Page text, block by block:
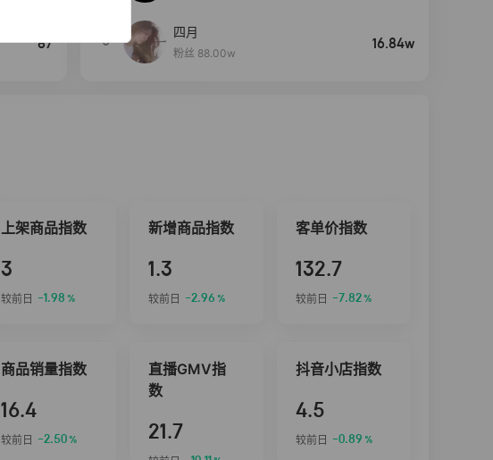
87 5
四月
粉丝 88.00w
16.84w
上架商品指数
3
较前日 -1.98 %
新增商品指数
1.3
较前日 -2.96 %
客单价指数
132.7
较前日 -7.82%
商品销量指数
16.4
较前日 -2.50%
直播GMV指
数
21.7
抖音小店指数
4.5
较前日 -0.89 %